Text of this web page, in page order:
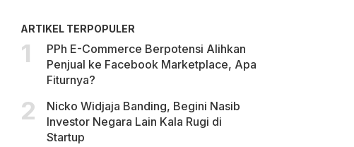
ARTIKEL TERPOPULER
PPh E-Commerce Berpotensi Alihkan
Penjual ke Facebook Marketplace, Apa
Fiturnya?
Nicko Widjaja Banding, Begini Nasib
Investor Negara Lain Kala Rugi di
Startup